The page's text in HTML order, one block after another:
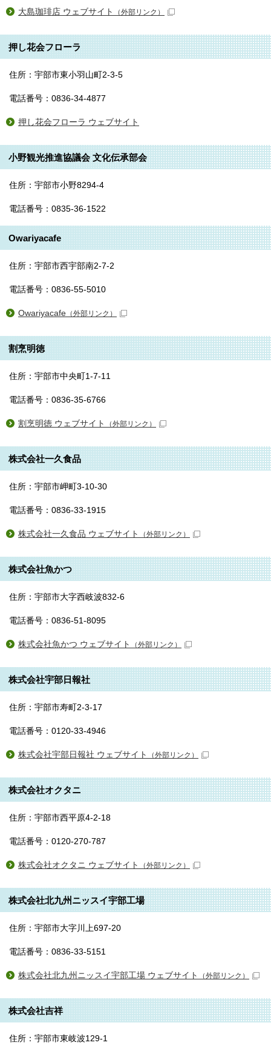
大島珈琲店 ウェブサイト （外部リンク）
押し花会フローラ
住所：宇部市東小羽山町2-3-5
電話番号：0836-34-4877
押し花会フローラ ウェブサイト
小野観光推進協議会 文化伝承部会
住所：宇部市小野8294-4
電話番号：0835-36-1522
Owariyacafe
住所：宇部市西宇部南2-7-2
電話番号：0836-55-5010
Owariyacafe （外部リンク）
割烹明徳
住所：宇部市中央町1-7-11
電話番号：0836-35-6766
割烹明徳 ウェブサイト （外部リンク）
株式会社一久食品
住所：宇部市岬町3-10-30
電話番号：0836-33-1915
株式会社一久食品 ウェブサイト （外部リンク）
株式会社魚かつ
住所：宇部市大字西岐波832-6
電話番号：0836-51-8095
株式会社魚かつ ウェブサイト （外部リンク）
株式会社宇部日報社
住所：宇部市寿町2-3-17
電話番号：0120-33-4946
株式会社宇部日報社 ウェブサイト （外部リンク）
株式会社オクタニ
住所：宇部市西平原4-2-18
電話番号：0120-270-787
株式会社オクタニ ウェブサイト （外部リンク）
株式会社北九州ニッスイ宇部工場
住所：宇部市大字川上697-20
電話番号：0836-33-5151
株式会社北九州ニッスイ宇部工場 ウェブサイト （外部リンク）
株式会社吉祥
住所：宇部市東岐波129-1